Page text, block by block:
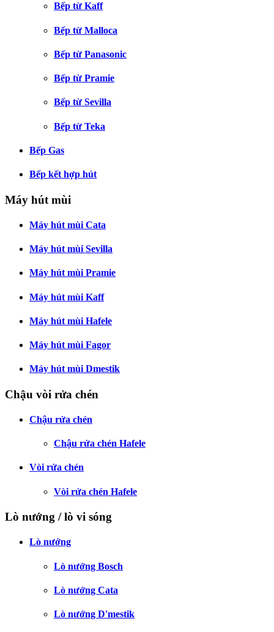
Bếp từ Kaff
Bếp từ Malloca
Bếp từ Panasonic
Bếp từ Pramie
Bếp từ Sevilla
Bếp từ Teka
Bếp Gas
Bếp kết hợp hút
Máy hút mùi
Máy hút mùi Cata
Máy hút mùi Sevilla
Máy hút mùi Pramie
Máy hút mùi Kaff
Máy hút mùi Hafele
Máy hút mùi Fagor
Máy hút mùi Dmestik
Chậu vòi rửa chén
Chậu rửa chén
Chậu rửa chén Hafele
Vòi rửa chén
Vòi rửa chén Hafele
Lò nướng / lò vi sóng
Lò nướng
Lò nướng Bosch
Lò nướng Cata
Lò nướng D'mestik